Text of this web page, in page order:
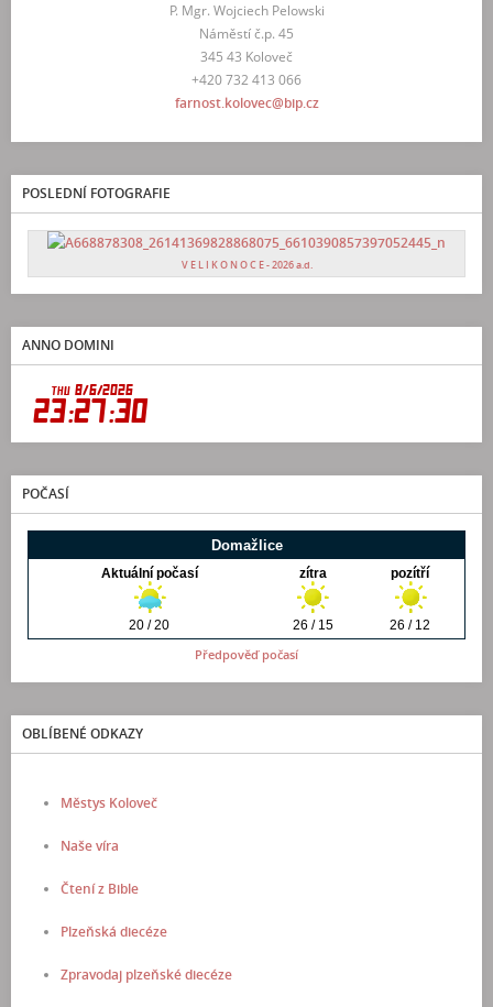
P. Mgr. Wojciech Pelowski
Náměstí č.p. 45
345 43 Koloveč
+420 732 413 066
farnost.kolovec@bip.cz
POSLEDNÍ FOTOGRAFIE
V E L I K O N O C E - 2026 a.d.
ANNO DOMINI
POČASÍ
Předpověď počasí
OBLÍBENÉ ODKAZY
Městys Koloveč
Naše víra
Čtení z Bible
Plzeňská diecéze
Zpravodaj plzeňské diecéze